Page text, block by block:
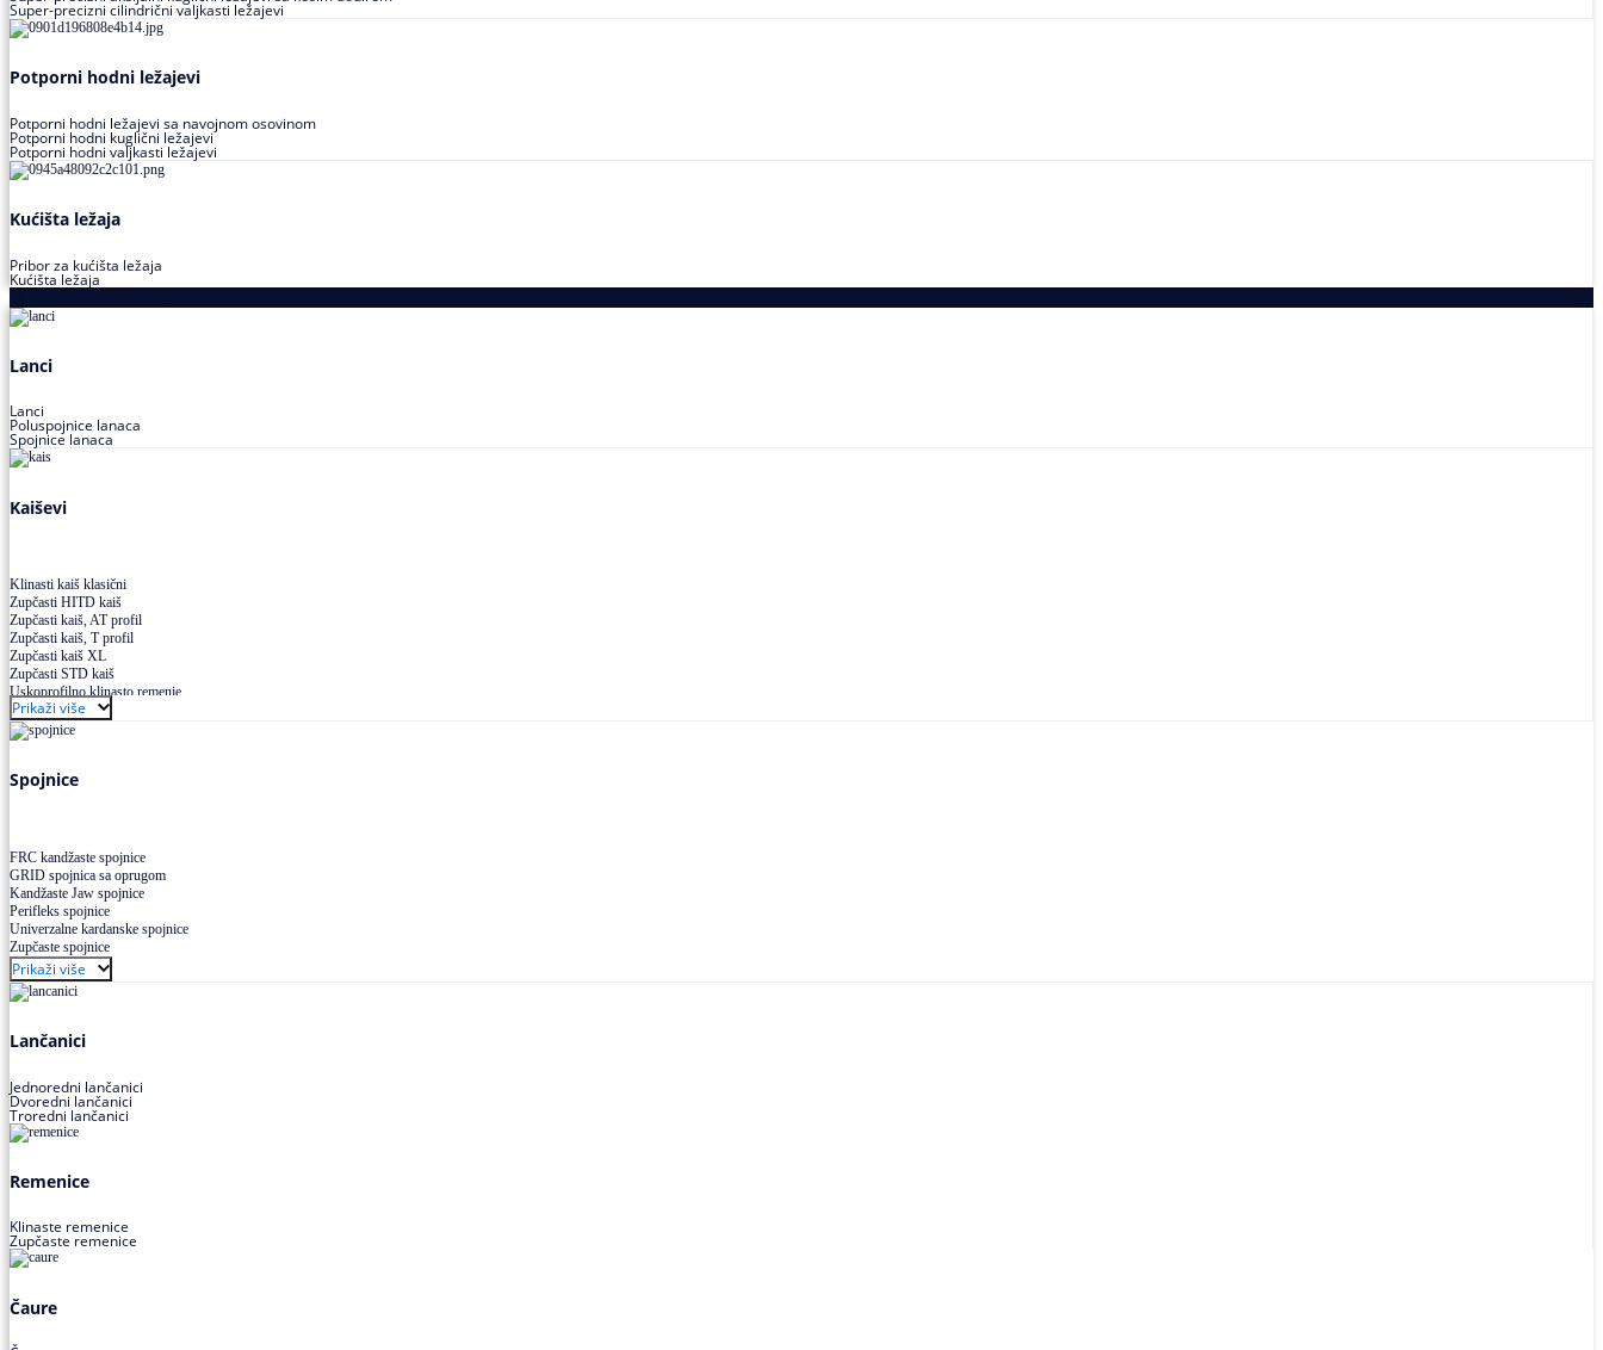
Super-precizni cilindrični valjkasti ležajevi
Potporni hodni ležajevi
Potporni hodni ležajevi sa navojnom osovinom
Potporni hodni kuglični ležajevi
Potporni hodni valjkasti ležajevi
Kućišta ležaja
Pribor za kućišta ležaja
Kućišta ležaja
Lanci
Lanci
Poluspojnice lanaca
Spojnice lanaca
Kaiševi
Klinasti kaiš klasični
Zupčasti HITD kaiš
Zupčasti kaiš, AT profil
Zupčasti kaiš, T profil
Zupčasti kaiš XL
Zupčasti STD kaiš
Uskoprofilno klinasto remenje
Uskoprofilno klinasto remenje spojeno
Uskoprofilno klinasto remenje XP extra power
Višekanalno remenje PJ,PK
Prikaži više
Spojnice
FRC kandžaste spojnice
GRID spojnica sa oprugom
Kandžaste Jaw spojnice
Perifleks spojnice
Univerzalne kardanske spojnice
Zupčaste spojnice
Prikaži više
Lančanici
Jednoredni lančanici
Dvoredni lančanici
Troredni lančanici
Remenice
Klinaste remenice
Zupčaste remenice
Čaure